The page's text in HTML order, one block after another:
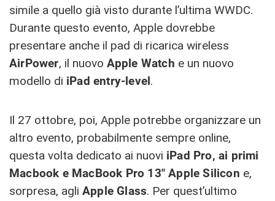
simile a quello già visto durante l’ultima WWDC.
Durante questo evento, Apple dovrebbe
presentare anche il pad di ricarica wireless
AirPower, il nuovo Apple Watch e un nuovo
modello di iPad entry-level.
Il 27 ottobre, poi, Apple potrebbe organizzare un
altro evento, probabilmente sempre online,
questa volta dedicato ai nuovi iPad Pro, ai primi
Macbook e MacBook Pro 13″ Apple Silicon e,
sorpresa, agli Apple Glass. Per quest’ultimo